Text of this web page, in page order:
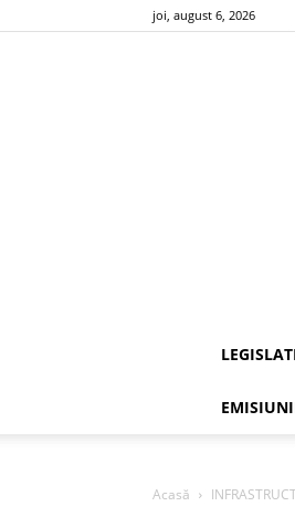
joi, august 6, 2026
Acasă